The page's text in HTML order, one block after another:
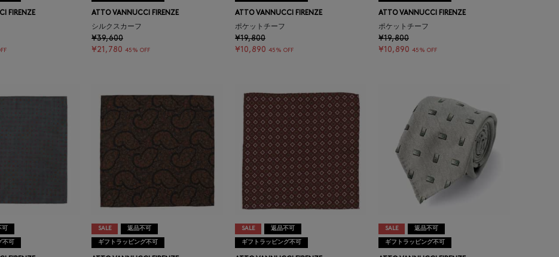
FIRENZE
ATTO VANNUCCI FIRENZE
シルクスカーフ
¥39,600
¥21,780 45% OFF
ATTO VANNUCCI FIRENZE
ポケットチーフ
¥19,800
¥10,890 45% OFF
ATTO VANNUCCI FIRENZE
ポケットチーフ
¥19,800
¥10,890 45% OFF
可
SALE 返品不可
ギフトラッピング不可
SALE 返品不可
ギフトラッピング不可
SALE 返品不可
ギフトラッピング不可